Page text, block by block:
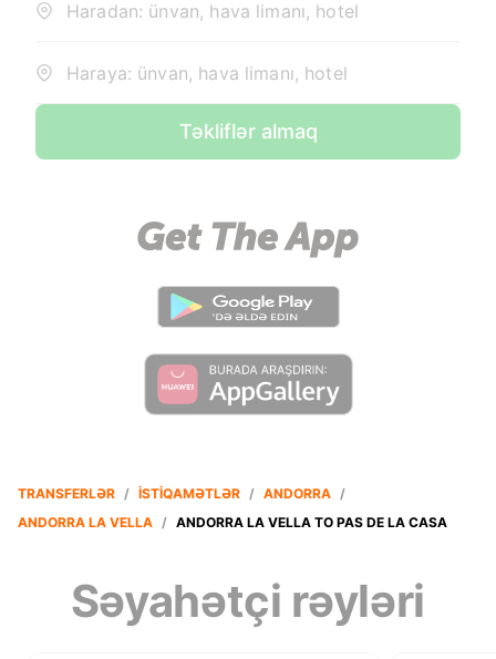
Haradan: ünvan, hava limanı, hotel
Haraya: ünvan, hava limanı, hotel
Təkliflər almaq
TRANSFERLƏR / İSTIQAMƏTLƏR / ANDORRA /
ANDORRA LA VELLA / ANDORRA LA VELLA TO PAS DE LA CASA
Səyahətçi rəyləri